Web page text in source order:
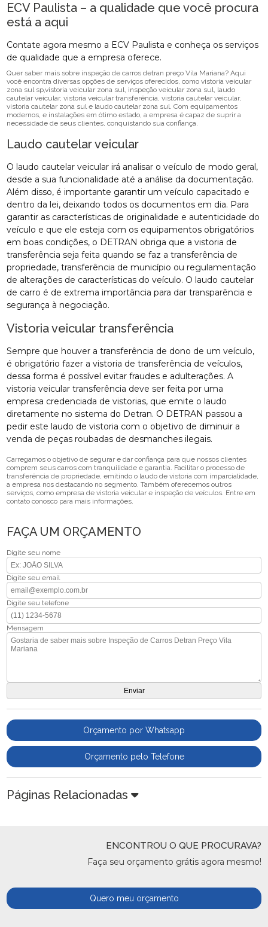
ECV Paulista – a qualidade que você procura
está a aqui
Contate agora mesmo a ECV Paulista e conheça os serviços
de qualidade que a empresa oferece.
Quer saber mais sobre inspeção de carros detran preço Vila Mariana? Aqui
você encontra diversas opções de serviços oferecidos, como vistoria veicular
zona sul sp,vistoria veicular zona sul, inspeção veicular zona sul, laudo
cautelar veicular, vistoria veicular transferência, vistoria cautelar veicular,
vistoria cautelar zona sul e laudo cautelar zona sul. Com equipamentos
modernos, e instalações em ótimo estado, a empresa é capaz de suprir a
necessidade de seus clientes, conquistando sua confiança.
Laudo cautelar veicular
O laudo cautelar veicular irá analisar o veículo de modo geral,
desde a sua funcionalidade até a análise da documentação.
Além disso, é importante garantir um veículo capacitado e
dentro da lei, deixando todos os documentos em dia. Para
garantir as características de originalidade e autenticidade do
veículo e que ele esteja com os equipamentos obrigatórios
em boas condições, o DETRAN obriga que a vistoria de
transferência seja feita quando se faz a transferência de
propriedade, transferência de município ou regulamentação
de alterações de características do veículo. O laudo cautelar
de carro é de extrema importância para dar transparência e
segurança à negociação.
Vistoria veicular transferência
Sempre que houver a transferência de dono de um veículo,
é obrigatório fazer a vistoria de transferência de veículos,
dessa forma é possível evitar fraudes e adulterações. A
vistoria veicular transferência deve ser feita por uma
empresa credenciada de vistorias, que emite o laudo
diretamente no sistema do Detran. O DETRAN passou a
pedir este laudo de vistoria com o objetivo de diminuir a
venda de peças roubadas de desmanches ilegais.
Carregamos o objetivo de segurar e dar confiança para que nossos clientes
comprem seus carros com tranquilidade e garantia. Facilitar o processo de
transferência de propriedade, emitindo o laudo de vistoria com imparcialidade,
a empresa nos destacando no segmento. Também oferecemos outros
serviços, como empresa de vistoria veicular e inspeção de veículos. Entre em
contato conosco para mais informações.
FAÇA UM ORÇAMENTO
Digite seu nome
Digite seu email
Digite seu telefone
Mensagem
Orçamento por Whatsapp
Orçamento pelo Telefone
Páginas Relacionadas
ENCONTROU O QUE PROCURAVA?
Faça seu orçamento grátis agora mesmo!
Quero meu orçamento